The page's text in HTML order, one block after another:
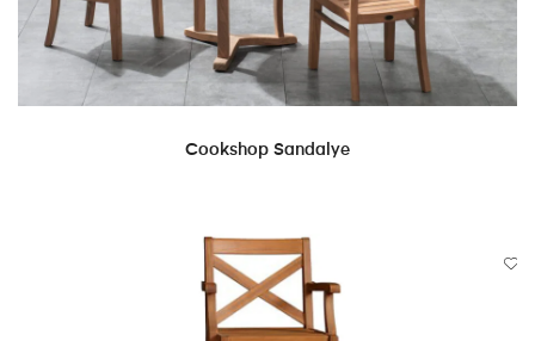
DEVAMINI OKU
Cookshop Sandalye